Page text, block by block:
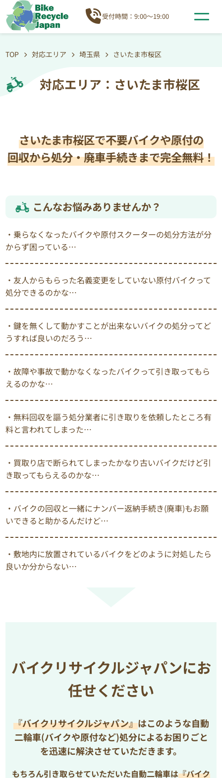
受付時間：9:00～19:00
TOP 対応エリア 埼玉県 さいたま市桜区
対応エリア：さいたま市桜区
さいたま市桜区で不要バイクや原付の
回収から処分・廃車手続きまで完全無料！
こんなお悩みありませんか？
・乗らなくなったバイクや原付スクーターの処分方法が分
からず困っている…
・友人からもらった名義変更をしていない原付バイクって
処分できるのかな…
・鍵を無くして動かすことが出来ないバイクの処分ってど
うすれば良いのだろう…
・故障や事故で動かなくなったバイクって引き取ってもら
えるのかな…
・無料回収を謳う処分業者に引き取りを依頼したところ有
料と言われてしまった…
・買取り店で断られてしまったかなり古いバイクだけど引
き取ってもらえるのかな…
・バイクの回収と一緒にナンバー返納手続き(廃車)もお願
いできると助かるんだけど…
・敷地内に放置されているバイクをどのように対処したら
良いか分からない…
バイクリサイクルジャパンにお
任せください
『バイクリサイクルジャパン』はこのような自動
二輪車(バイクや原付など)処分によるお困りごと
を迅速に解決させていただきます。
もちろん引き取らせていただいた自動二輪車は『バイク